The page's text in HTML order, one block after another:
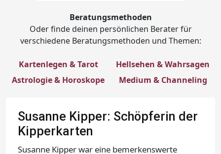
Beratungsmethoden
Oder finde deinen persönlichen Berater für
verschiedene Beratungsmethoden und Themen:
Kartenlegen & Tarot
Hellsehen & Wahrsagen
Astrologie & Horoskope
Medium & Channeling
Susanne Kipper: Schöpferin der
Kipperkarten
Susanne Kipper war eine bemerkenswerte